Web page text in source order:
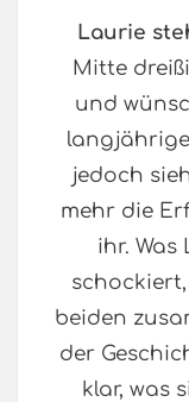
Laurie
Mitte
und
jedoch
mehr die
ihr.
beiden
der
klar, was